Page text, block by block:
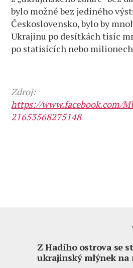
bylo možné bez jediného
Československo, bylo by
Ukrajinu po desítkách tisíc
po statisících nebo
Zdroj:
https://www.facebook.com/
21653568275148
Z Hadího ostrova se
ukrajinský mlýnek na